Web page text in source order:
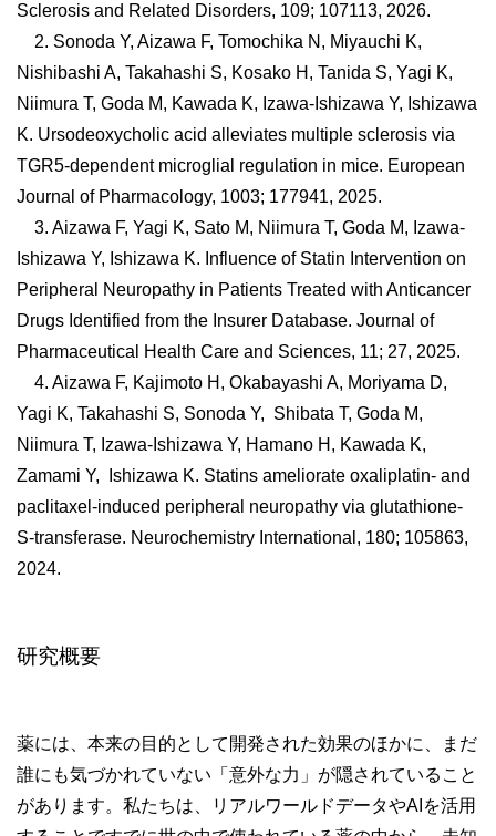
Sclerosis and Related Disorders, 109; 107113, 2026.
2. Sonoda Y, Aizawa F, Tomochika N, Miyauchi K,
Nishibashi A, Takahashi S, Kosako H, Tanida S, Yagi K,
Niimura T, Goda M, Kawada K, Izawa-Ishizawa Y, Ishizawa
K. Ursodeoxycholic acid alleviates multiple sclerosis via
TGR5-dependent microglial regulation in mice. European
Journal of Pharmacology, 1003; 177941, 2025.
3. Aizawa F, Yagi K, Sato M, Niimura T, Goda M, Izawa-
Ishizawa Y, Ishizawa K. Influence of Statin Intervention on
Peripheral Neuropathy in Patients Treated with Anticancer
Drugs Identified from the Insurer Database. Journal of
Pharmaceutical Health Care and Sciences, 11; 27, 2025.
4. Aizawa F, Kajimoto H, Okabayashi A, Moriyama D,
Yagi K, Takahashi S, Sonoda Y, Shibata T, Goda M,
Niimura T, Izawa-Ishizawa Y, Hamano H, Kawada K,
Zamami Y, Ishizawa K. Statins ameliorate oxaliplatin- and
paclitaxel-induced peripheral neuropathy via glutathione-
S-transferase. Neurochemistry International, 180; 105863,
2024.
研究概要
薬には、本来の目的として開発された効果のほかに、まだ
誰にも気づかれていない「意外な力」が隠されていること
があります。私たちは、リアルワールドデータやAIを活用